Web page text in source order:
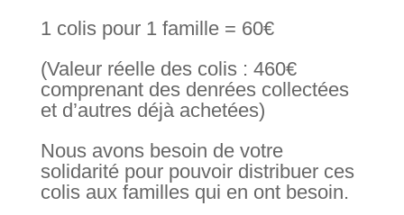
1 colis pour 1 famille = 60€
(Valeur réelle des colis : 460€
comprenant des denrées collectées
et d’autres déjà achetées)
Nous avons besoin de votre
solidarité pour pouvoir distribuer ces
colis aux familles qui en ont besoin.